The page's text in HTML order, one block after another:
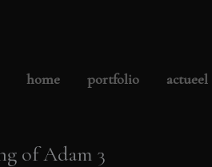
home portfolio actueel
of Adam 3